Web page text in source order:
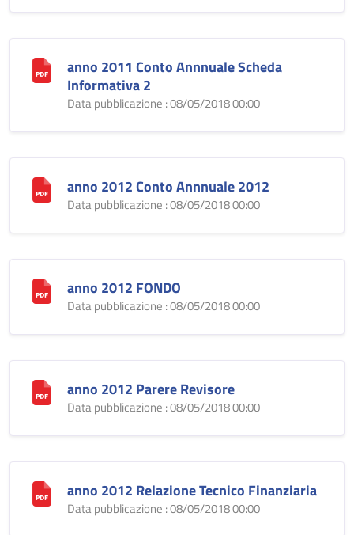
anno 2011 Conto Annnuale Scheda
Informativa 2
Data pubblicazione : 08/05/2018 00:00
anno 2012 Conto Annnuale 2012
Data pubblicazione : 08/05/2018 00:00
anno 2012 FONDO
Data pubblicazione : 08/05/2018 00:00
anno 2012 Parere Revisore
Data pubblicazione : 08/05/2018 00:00
anno 2012 Relazione Tecnico Finanziaria
Data pubblicazione : 08/05/2018 00:00